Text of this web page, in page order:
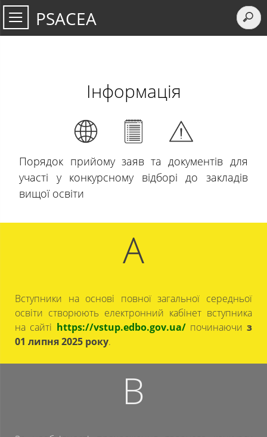
PSACEA
Інформація
Порядок прийому заяв та документів для
участі у конкурсному відборі до закладів
вищої освіти
A
Вступники на основі повної загальної середньої
освіти створюють електронний кабінет вступника
на сайті https://vstup.edbo.gov.ua/починаючи з
01 липня 2025 року.
B